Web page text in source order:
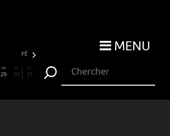
MENU
FÉVRIER
SA
29
DI
30
LU
31